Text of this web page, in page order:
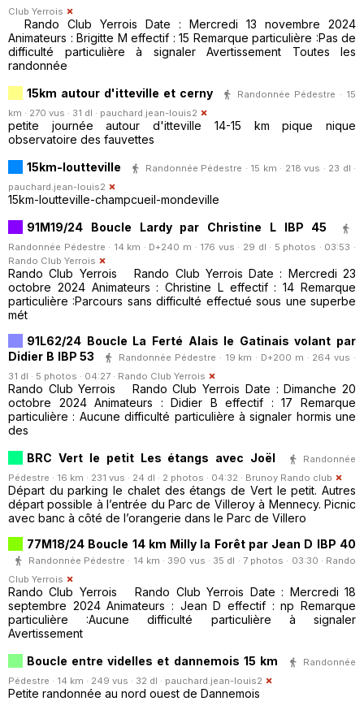
Club Yerrois
Rando Club Yerrois Date : Mercredi 13 novembre 2024
Animateurs : Brigitte M effectif : 15 Remarque particulière :Pas de
difficulté particulière à signaler Avertissement Toutes les
randonnée
15km autour d'itteville et cerny
Randonnée Pédestre · 15
km · 270 vus · 31 dl · pauchard.jean-louis2
petite journée autour d'itteville 14-15 km pique nique
observatoire des fauvettes
15km-loutteville
Randonnée Pédestre · 15 km · 218 vus · 23 dl ·
pauchard.jean-louis2
15km-loutteville-champcueil-mondeville
91M19/24 Boucle Lardy par Christine L IBP 45
Randonnée Pédestre · 14 km · D+240 m · 176 vus · 29 dl · 5 photos · 03:53 ·
Rando Club Yerrois
Rando Club Yerrois Rando Club Yerrois Date : Mercredi 23
octobre 2024 Animateurs : Christine L effectif : 14 Remarque
particulière :Parcours sans difficulté effectué sous une superbe
mét
91L62/24 Boucle La Ferté Alais le Gatinais volant par
Didier B IBP 53
Randonnée Pédestre · 19 km · D+200 m · 264 vus ·
31 dl · 5 photos · 04:27 · Rando Club Yerrois
Rando Club Yerrois Rando Club Yerrois Date : Dimanche 20
octobre 2024 Animateurs : Didier B effectif : 17 Remarque
particulière : Aucune difficulté particulière à signaler hormis une
des
BRC Vert le petit Les étangs avec Joël
Randonnée
Pédestre · 16 km · 231 vus · 24 dl · 2 photos · 04:32 · Brunoy Rando club
Départ du parking le chalet des étangs de Vert le petit. Autres
départ possible à l’entrée du Parc de Villeroy à Mennecy. Picnic
avec banc à côté de l’orangerie dans le Parc de Villero
77M18/24 Boucle 14 km Milly la Forêt par Jean D IBP 40
Randonnée Pédestre · 14 km · 390 vus · 35 dl · 7 photos · 03:30 · Rando
Club Yerrois
Rando Club Yerrois Rando Club Yerrois Date : Mercredi 18
septembre 2024 Animateurs : Jean D effectif : np Remarque
particulière :Aucune difficulté particulière à signaler
Avertissement
Boucle entre videlles et dannemois 15 km
Randonnée
Pédestre · 14 km · 249 vus · 32 dl · pauchard.jean-louis2
Petite randonnée au nord ouest de Dannemois